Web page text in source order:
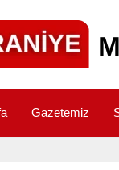
Gazetemiz